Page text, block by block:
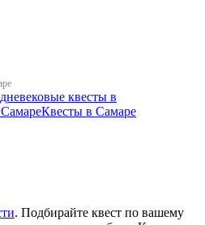
квесты в
Квесты в Самаре
. Подбирайте квест по вашему